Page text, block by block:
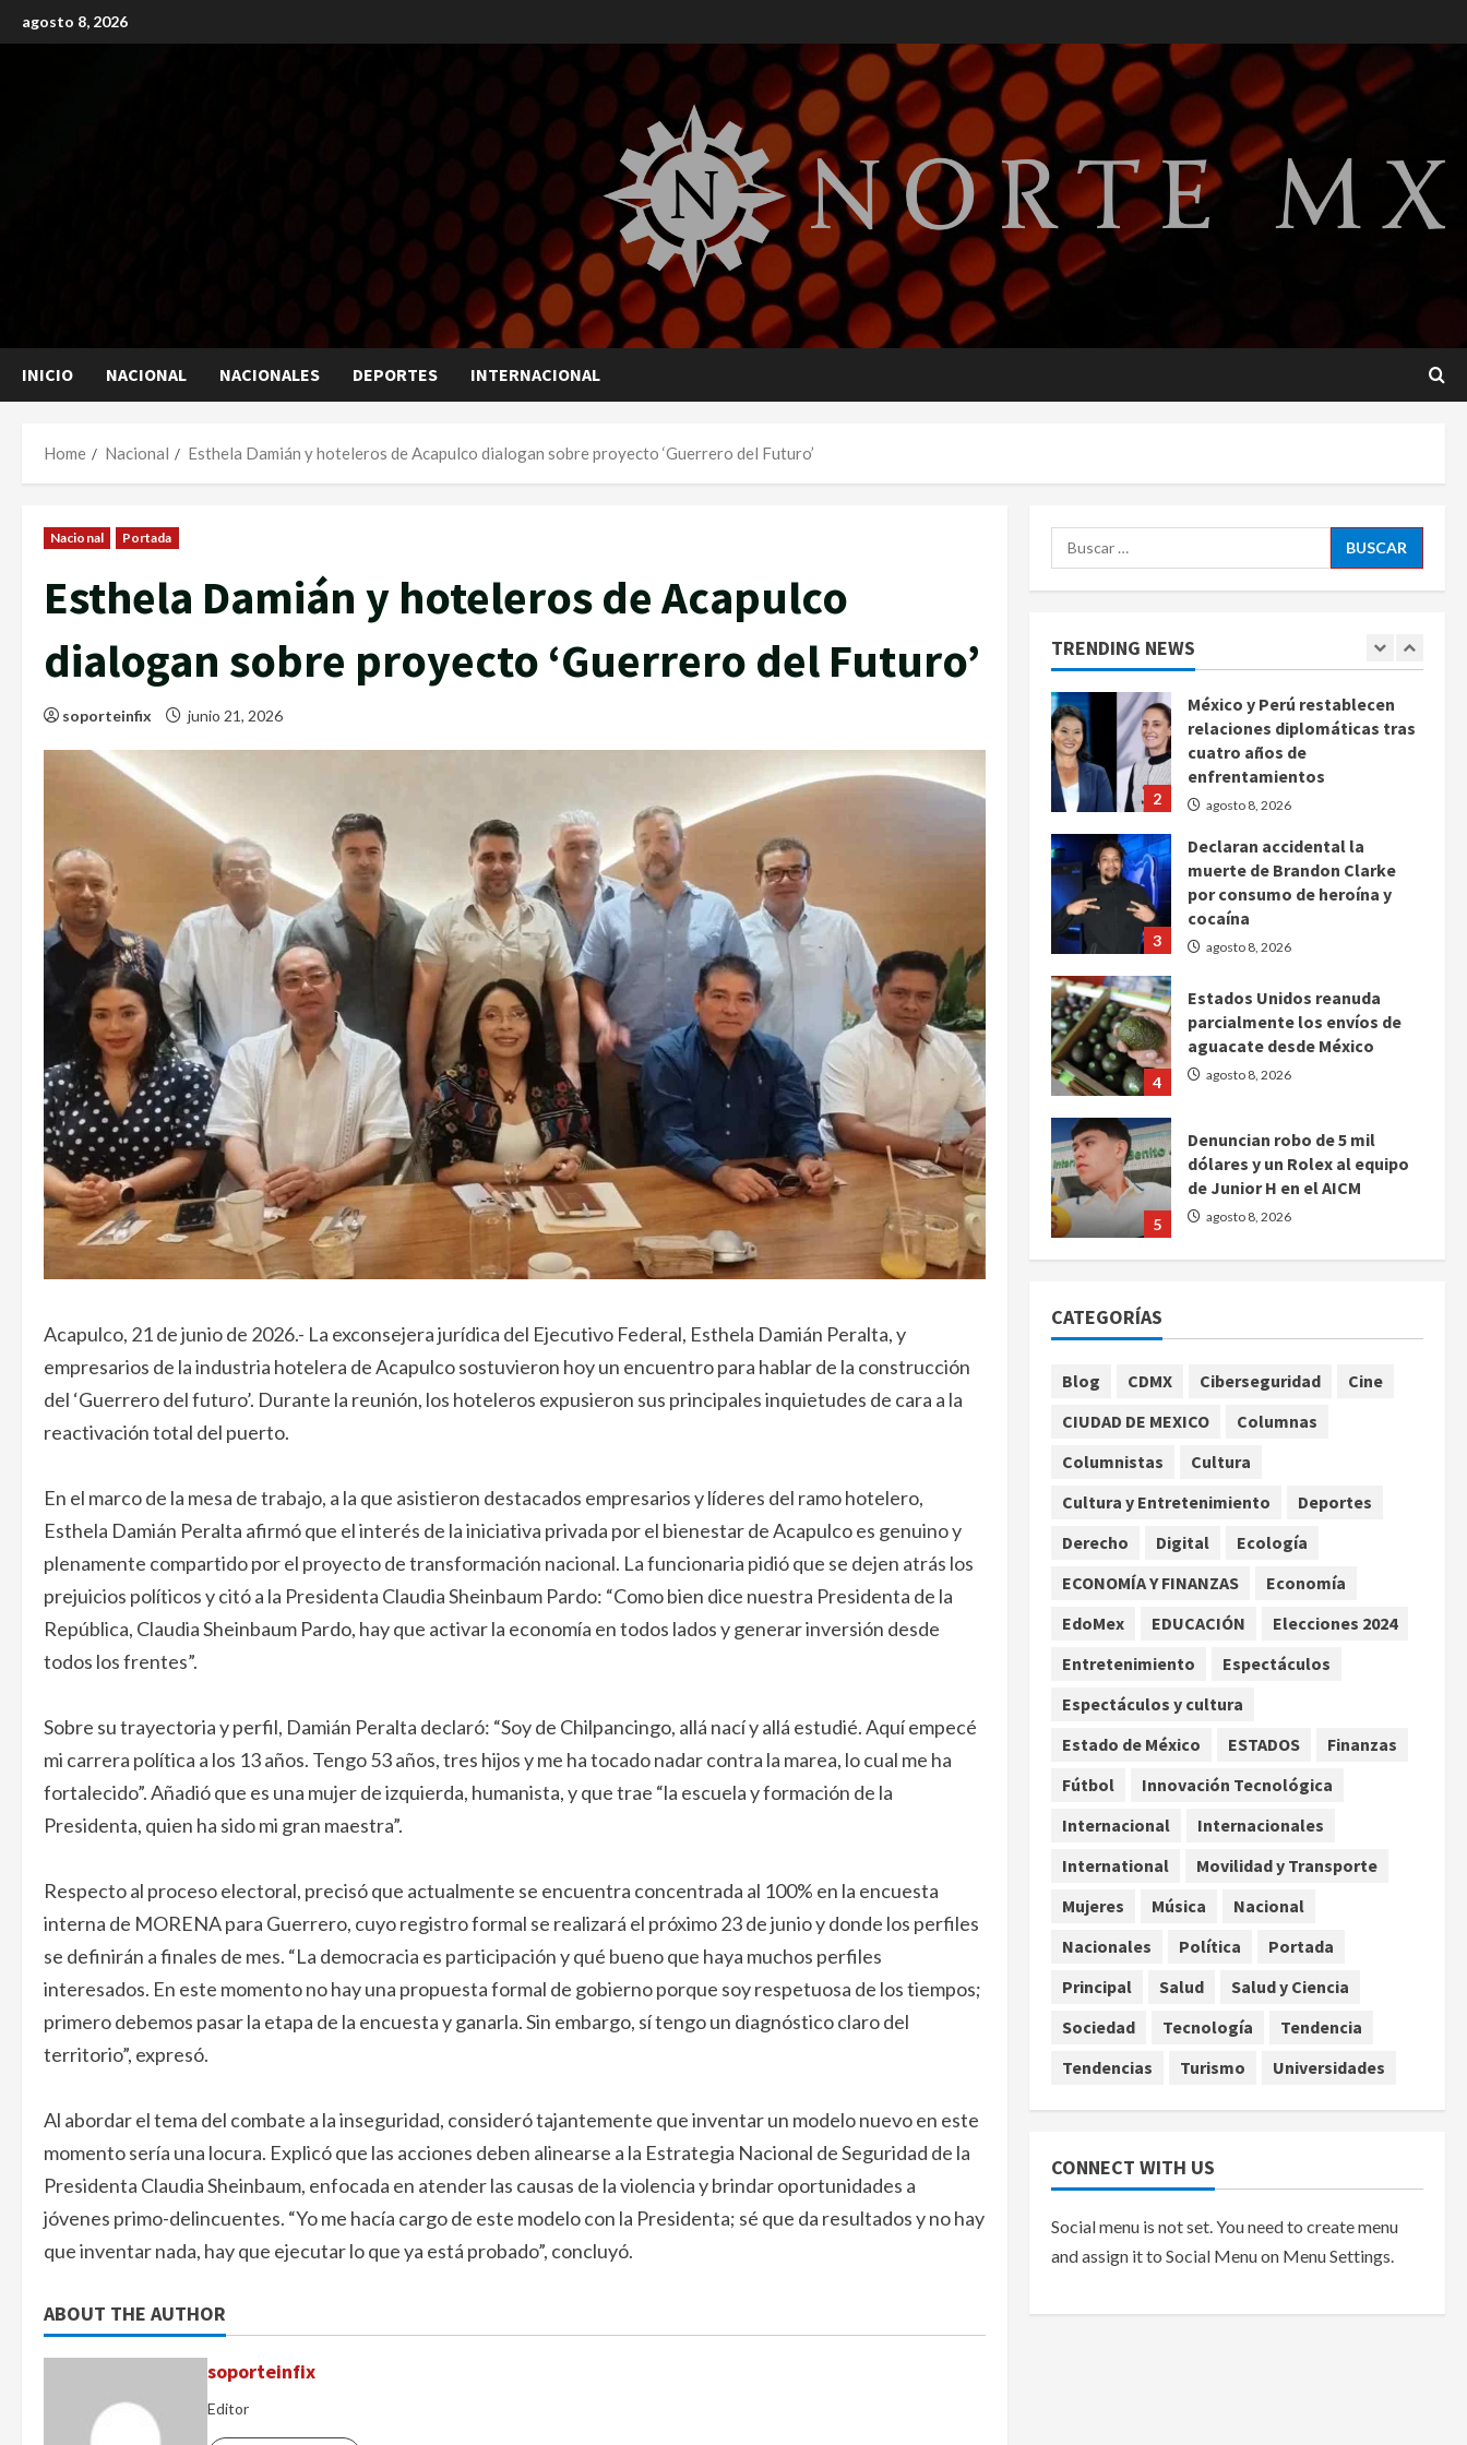
to
agosto 8, 2026
INICIO NACIONAL NACIONALES DEPORTES INTERNACIONAL
Home Nacional Esthela Damián y hoteleros de Acapulco dialogan sobre proyecto ‘Guerrero del Futuro’
Nacional Portada
Esthela Damián y hoteleros de Acapulco
dialogan sobre proyecto ‘Guerrero del Futuro’
soporteinfix junio 21, 2026
Acapulco, 21 de junio de 2026.- La exconsejera jurídica del Ejecutivo Federal, Esthela Damián Peralta, y
empresarios de la industria hotelera de Acapulco sostuvieron hoy un encuentro para hablar de la construcción
del ‘Guerrero del futuro’. Durante la reunión, los hoteleros expusieron sus principales inquietudes de cara a la
reactivación total del puerto.
En el marco de la mesa de trabajo, a la que asistieron destacados empresarios y líderes del ramo hotelero,
Esthela Damián Peralta afirmó que el interés de la iniciativa privada por el bienestar de Acapulco es genuino y
plenamente compartido por el proyecto de transformación nacional. La funcionaria pidió que se dejen atrás los
prejuicios políticos y citó a la Presidenta Claudia Sheinbaum Pardo: “Como bien dice nuestra Presidenta de la
República, Claudia Sheinbaum Pardo, hay que activar la economía en todos lados y generar inversión desde
todos los frentes”.
Sobre su trayectoria y perfil, Damián Peralta declaró: “Soy de Chilpancingo, allá nací y allá estudié. Aquí empecé
mi carrera política a los 13 años. Tengo 53 años, tres hijos y me ha tocado nadar contra la marea, lo cual me ha
fortalecido”. Añadió que es una mujer de izquierda, humanista, y que trae “la escuela y formación de la
Presidenta, quien ha sido mi gran maestra”.
Respecto al proceso electoral, precisó que actualmente se encuentra concentrada al 100% en la encuesta
interna de MORENA para Guerrero, cuyo registro formal se realizará el próximo 23 de junio y donde los perfiles
se definirán a finales de mes. “La democracia es participación y qué bueno que haya muchos perfiles
interesados. En este momento no hay una propuesta formal de gobierno porque soy respetuosa de los tiempos;
primero debemos pasar la etapa de la encuesta y ganarla. Sin embargo, sí tengo un diagnóstico claro del
territorio”, expresó.
Al abordar el tema del combate a la inseguridad, consideró tajantemente que inventar un modelo nuevo en este
momento sería una locura. Explicó que las acciones deben alinearse a la Estrategia Nacional de Seguridad de la
Presidenta Claudia Sheinbaum, enfocada en atender las causas de la violencia y brindar oportunidades a
jóvenes primo-delincuentes. “Yo me hacía cargo de este modelo con la Presidenta; sé que da resultados y no hay
que inventar nada, hay que ejecutar lo que ya está probado”, concluyó.
ABOUT THE AUTHOR
soporteinfix
Editor
Buscar:
TRENDING NEWS
2
cuatro años de
enfrentamientos
agosto 8, 2026
3
Declaran accidental la
muerte de Brandon Clarke
por consumo de heroína y
cocaína
aguacate desde México
1
Sheinbaum contra el narco
2
México y Perú restablecen
relaciones diplomáticas tras
cuatro años de
enfrentamientos
agosto 8, 2026
3
Declaran accidental la
muerte de Brandon Clarke
por consumo de heroína y
cocaína
agosto 8, 2026
4
Estados Unidos reanuda
parcialmente los envíos de
aguacate desde México
agosto 8, 2026
5
Denuncian robo de 5 mil
dólares y un Rolex al equipo
de Junior H en el AICM
agosto 8, 2026
desafíos
agosto 8, 2026
2
México y Perú restablecen
cuatro años de
Declaran accidental la
muerte de Brandon Clarke
cocaína
agosto 8, 2026
4
Estados Unidos reanuda
aguacate desde México
agosto 8, 2026
dólares y un Rolex al equipo
de Junior H en el AICM
CATEGORÍAS
Blog CDMX Ciberseguridad
Cine
CIUDAD DE MEXICO
Columnas
Columnistas
Cultura
Cultura y Entretenimiento
Deportes
Derecho
Digital
Ecología
ECONOMÍA Y FINANZAS
Economía
EdoMex
EDUCACIÓN
Elecciones 2024
Entretenimiento
Espectáculos
Espectáculos y cultura
Estado de México
ESTADOS
Finanzas
Fútbol
Innovación Tecnológica
Internacional
Internacionales
International
Movilidad y Transporte
Mujeres
Música
Nacional
Nacionales
Política
Portada
Principal
Salud
Salud y Ciencia
Sociedad
Tecnología
Tendencia
Tendencias
Turismo Universidades
CONNECT WITH US
Social menu is not set. You need to create menu
and assign it to Social Menu on Menu Settings.